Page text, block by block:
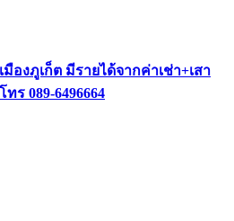
มืองภูเก็ต มีรายได้จากค่าเช่า+เสา
089-6496664